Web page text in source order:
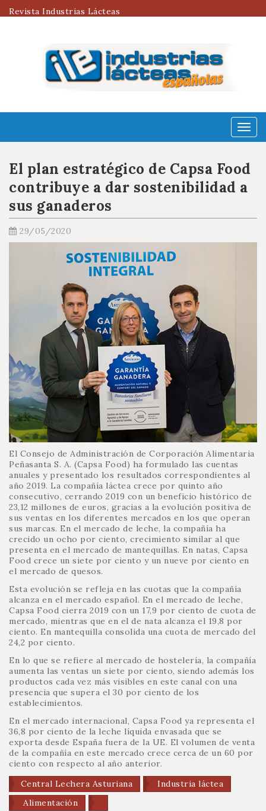
Revista Industrias Lácteas
Menú
El plan estratégico de Capsa Food
contribuye a dar sostenibilidad a
sus ganaderos
29/05/2020
El Consejo de Administración de Corporación Alimentaria
Peñasanta S. A. (Capsa Food) ha formulado las cuentas
anuales y presentado los resultados correspondientes al
año 2019. La compañía láctea crece por quinto año
consecutivo, cerrando 2019 con un beneficio histórico de
23,12 millones de euros, gracias a la evolución positiva de
sus ventas en los diferentes mercados en los que operan
sus marcas. En el mercado de leche, la compañía ha
crecido un ocho por ciento, crecimiento similar al que
presenta en el mercado de mantequillas. En natas, Capsa
Food crece un siete por ciento y un nueve por ciento en
el mercado de quesos.
Esta evolución se refleja en las cuotas que la compañía
alcanza en el mercado español. En el mercado de leche,
Capsa Food cierra 2019 con un 17,9 por ciento de cuota de
mercado, mientras que en el de nata alcanza el 19,8 por
ciento. En mantequilla consolida una cuota de mercado del
24,2 por ciento.
En lo que se refiere al mercado de hostelería, la compañía
aumenta las ventas un siete por ciento, siendo además los
productos cada vez más visibles en este canal con una
presencia que supera el 30 por ciento de los
establecimientos.
En el mercado internacional, Capsa Food ya representa el
36,8 por ciento de la leche líquida envasada que se
exporta desde España fuera de la UE. El volumen de venta
de la compañía en este mercado crece cerca de un 60 por
ciento con respecto al año anterior.
Central Lechera Asturiana
Industria láctea
Alimentación